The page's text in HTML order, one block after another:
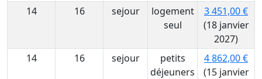
14
16 sejour
logement
seul
3 451,00 €
(18 janvier
2027)
14
16 sejour
petits
déjeuners
4 862,00 €
(15 janvier